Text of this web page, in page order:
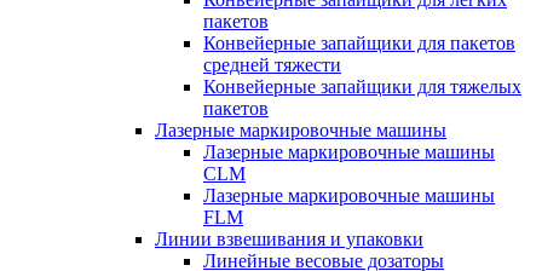
пакетов
Конвейерные запайщики для пакетов
средней тяжести
Конвейерные запайщики для тяжелых
пакетов
Лазерные маркировочные машины
Лазерные маркировочные машины
CLM
Лазерные маркировочные машины
FLM
Линии взвешивания и упаковки
Линейные весовые дозаторы